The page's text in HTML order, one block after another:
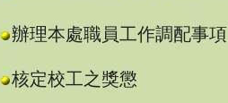
辦理本處職員工作調配事項
核定校工之獎懲